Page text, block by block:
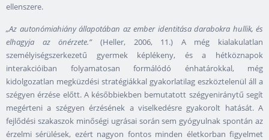
ellenszere.
„Az autonómiahiány állapotában az ember identitása darabokra hullik, és
elhagyja az önérzete.”(Heller, 2006, 11.) A még kialakulatlan
személyiségszerkezetű gyermek képlékeny, és a hétköznapok
interakcióiban folyamatosan formálódó énhatárokkal, még
kidolgozatlan megküzdési stratégiákkal gyakorlatilag eszköztelenül áll a
szégyen érzése előtt. A későbbiekben bemutatott szégyeniránytű segít
megérteni a szégyen érzésének a viselkedésre gyakorolt hatását. A
fejlődési szakaszok minőségi ugrásai során sem gyógyulnak spontán az
érzelmi sérülések, ezért nagyon fontos minden életkorban figyelmet